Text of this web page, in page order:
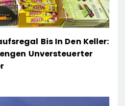
Bis In Den Keller:
Unversteuerter